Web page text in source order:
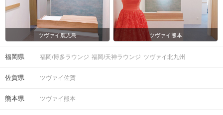
ツヴァイ鹿児島 ツヴァイ熊本
福岡県 福岡/博多ラウンジ 福岡/天神ラウンジ ツヴァイ北九州
佐賀県 ツヴァイ佐賀
熊本県 ツヴァイ熊本